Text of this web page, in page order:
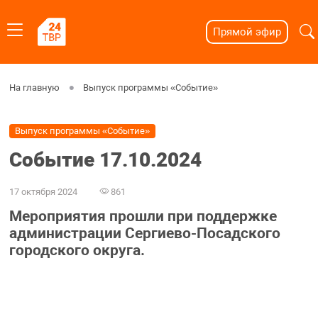
Прямой эфир
На главную Выпуск программы «Событие»
Выпуск программы «Событие»
Событие 17.10.2024
17 октября 2024 861
Мероприятия прошли при поддержке
администрации Сергиево-Посадского
городского округа.